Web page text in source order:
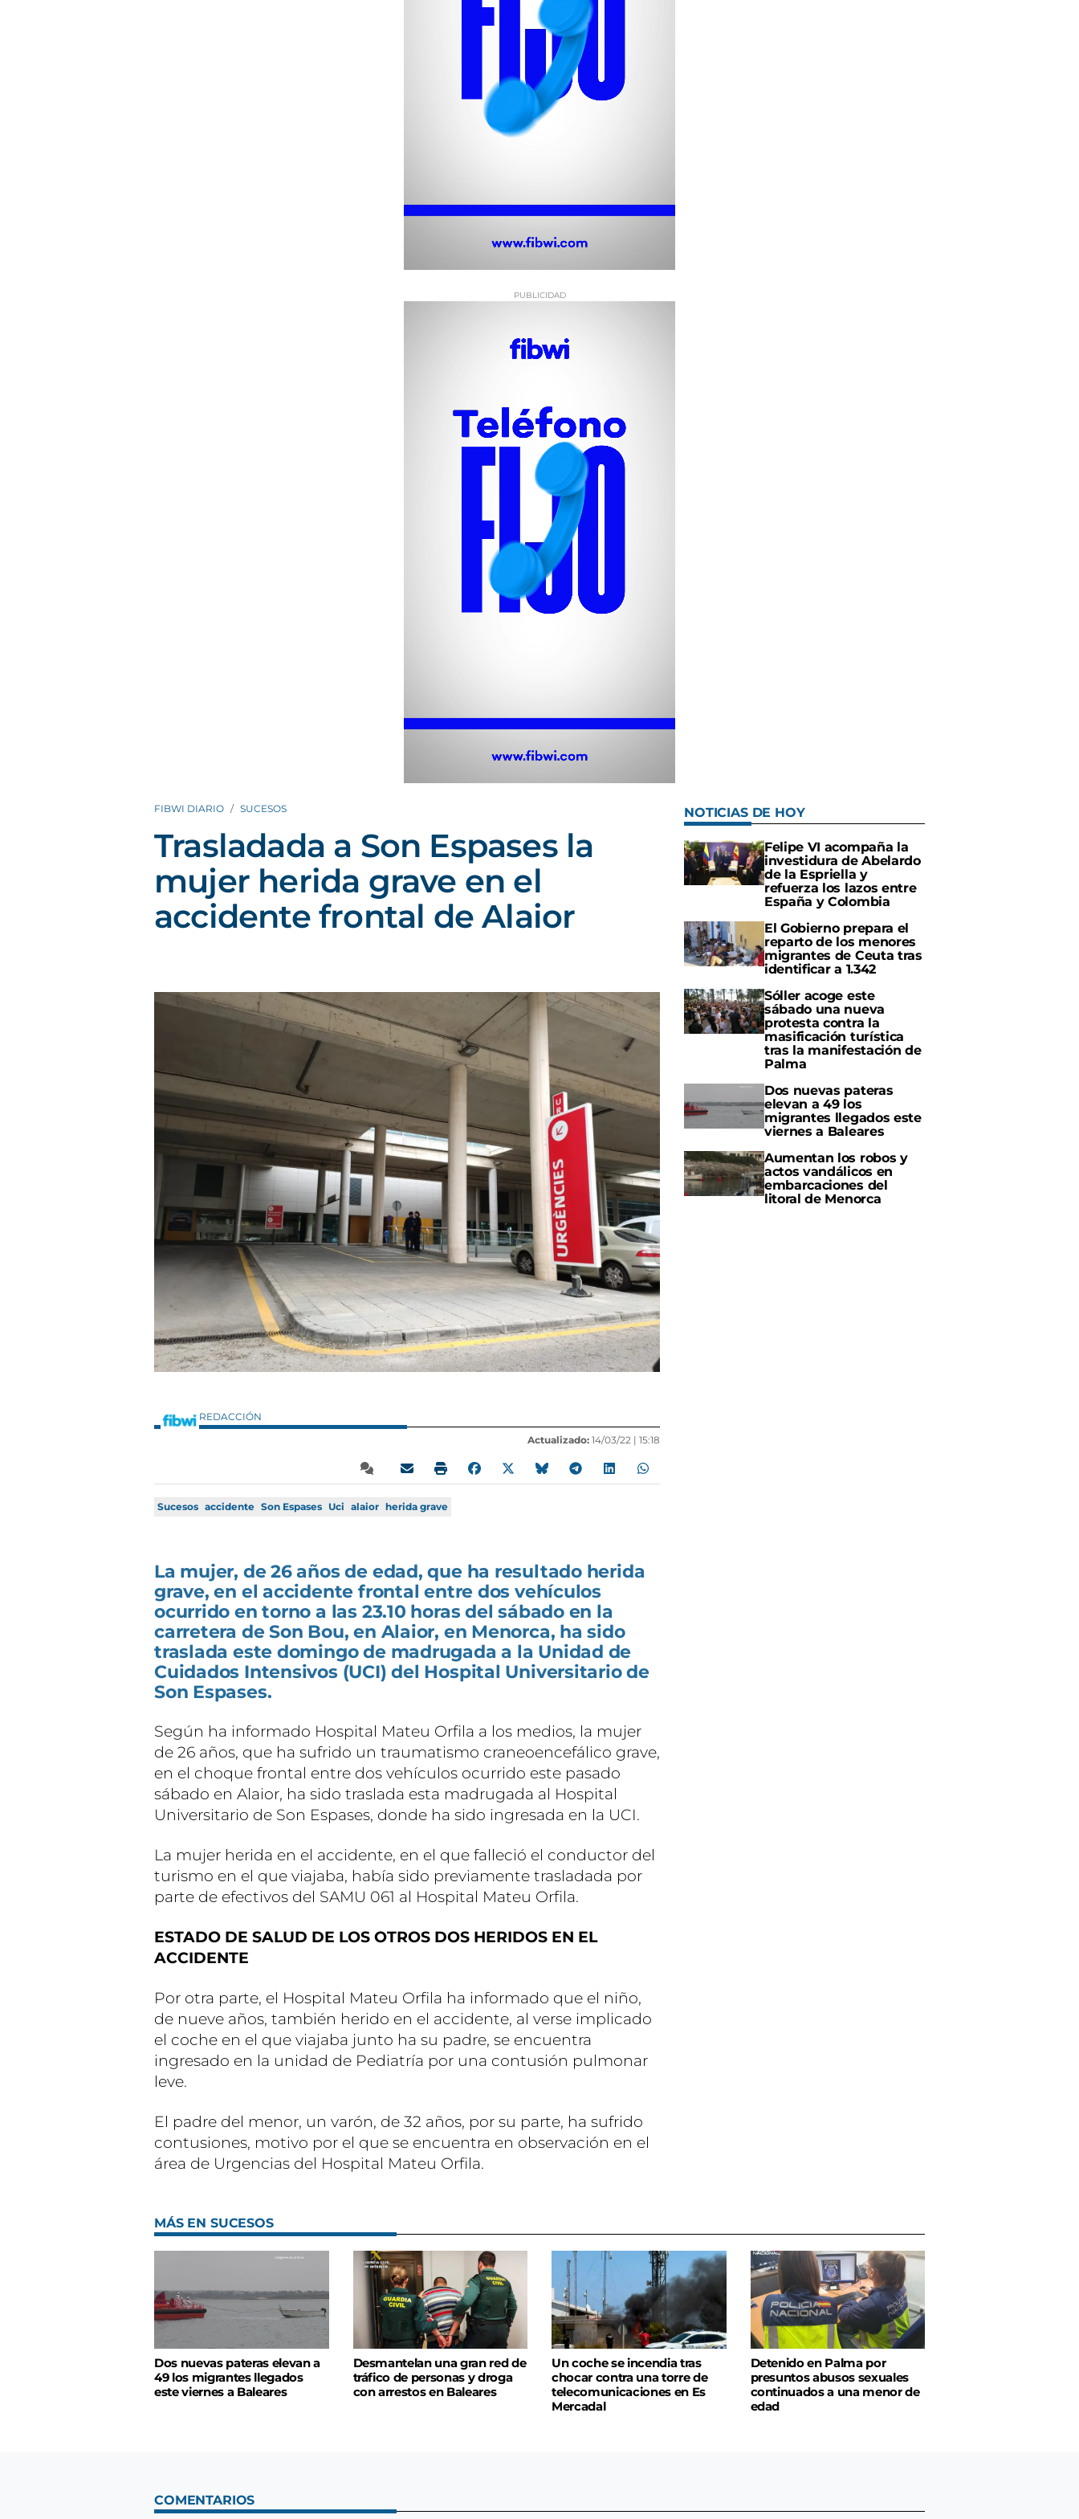
FIBWI DIARIO SUCESOS
Trasladada a Son Espases la
mujer herida grave en el
accidente frontal de Alaior
REDACCIÓN
Actualizado: 14/03/22 | 15:18
Sucesos accidente Son Espases Uci alaior herida grave
La mujer, de 26 años de edad, que ha resultado herida
grave, en el accidente frontal entre dos vehículos
ocurrido en torno a las 23.10 horas del sábado en la
carretera de Son Bou, en Alaior, en Menorca, ha sido
traslada este domingo de madrugada a la Unidad de
Cuidados Intensivos (UCI) del Hospital Universitario de
Son Espases.
Según ha informado Hospital Mateu Orfila a los medios, la mujer
de 26 años, que ha sufrido un traumatismo craneoencefálico grave,
en el choque frontal entre dos vehículos ocurrido este pasado
sábado en Alaior, ha sido traslada esta madrugada al Hospital
Universitario de Son Espases, donde ha sido ingresada en la UCI.
La mujer herida en el accidente, en el que falleció el conductor del
turismo en el que viajaba, había sido previamente trasladada por
parte de efectivos del SAMU 061 al Hospital Mateu Orfila.
ESTADO DE SALUD DE LOS OTROS DOS HERIDOS EN EL
ACCIDENTE
Por otra parte, el Hospital Mateu Orfila ha informado que el niño,
de nueve años, también herido en el accidente, al verse implicado
el coche en el que viajaba junto ha su padre, se encuentra
ingresado en la unidad de Pediatría por una contusión pulmonar
leve.
El padre del menor, un varón, de 32 años, por su parte, ha sufrido
contusiones, motivo por el que se encuentra en observación en el
área de Urgencias del Hospital Mateu Orfila.
NOTICIAS DE HOY
Felipe VI acompaña la
investidura de Abelardo
de la Espriella y
refuerza los lazos entre
España y Colombia
El Gobierno prepara el
reparto de los menores
migrantes de Ceuta tras
identificar a 1.342
Sóller acoge este
sábado una nueva
protesta contra la
masificación turística
tras la manifestación de
Palma
Dos nuevas pateras
elevan a 49 los
migrantes llegados este
viernes a Baleares
Aumentan los robos y
actos vandálicos en
embarcaciones del
litoral de Menorca
MÁS EN SUCESOS
Dos nuevas pateras elevan a
49 los migrantes llegados
este viernes a Baleares
Desmantelan una gran red de
tráfico de personas y droga
con arrestos en Baleares
Un coche se incendia tras
chocar contra una torre de
telecomunicaciones en Es
Mercadal
Detenido en Palma por
presuntos abusos sexuales
continuados a una menor de
edad
COMENTARIOS